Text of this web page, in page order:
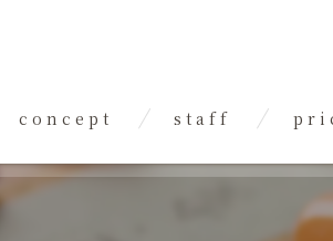
concept
flow
staff